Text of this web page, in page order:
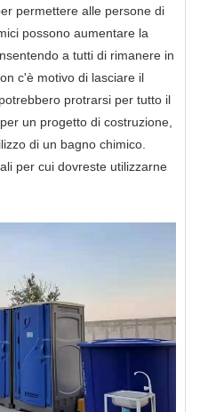
permettere alle persone di
possono aumentare la
a tutti di rimanere in
c'è motivo di lasciare il
protrarsi per tutto il
un progetto di costruzione,
di un bagno chimico.
per cui dovreste utilizzarne